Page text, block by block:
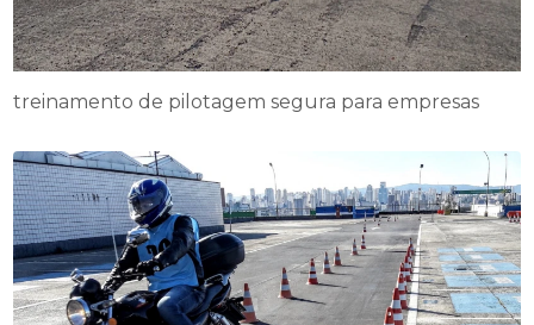
treinamento de pilotagem segura para empresas